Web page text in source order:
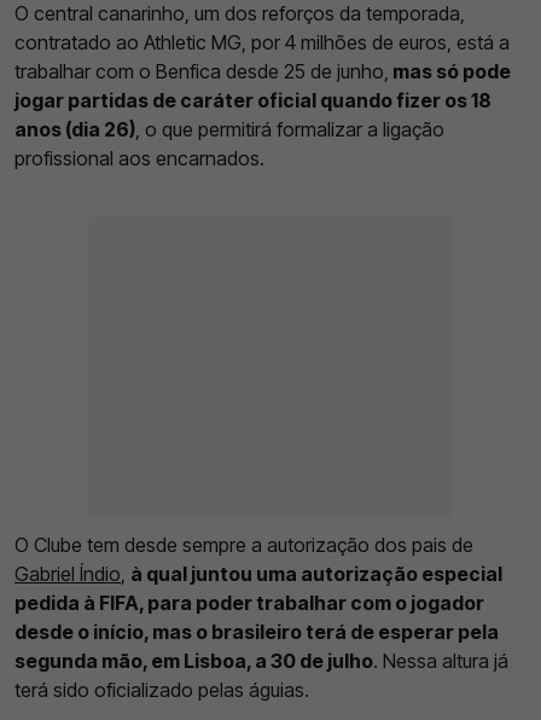
O central canarinho, um dos reforços da temporada,
contratado ao Athletic MG, por 4 milhões de euros, está a
trabalhar com o Benfica desde 25 de junho, mas só pode
jogar partidas de caráter oficial quando fizer os 18
anos (dia 26), o que permitirá formalizar a ligação
profissional aos encarnados.
O Clube tem desde sempre a autorização dos pais de
Gabriel Índio, à qual juntou uma autorização especial
pedida à FIFA, para poder trabalhar com o jogador
desde o início, mas o brasileiro terá de esperar pela
segunda mão, em Lisboa, a 30 de julho. Nessa altura já
terá sido oficializado pelas águias.